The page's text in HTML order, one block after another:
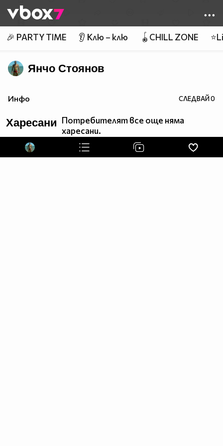
👾
🎉 PARTY TIME 👂 Клю – клю 🪀CHILL ZONE
Янчо Стоянов
Инфо СЛЕДВАЙ0
Харесани Потребителят все още няма
харесани.